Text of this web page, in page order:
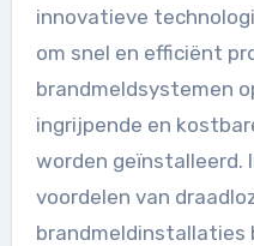
innovatieve
om snel en efficiënt
brandmeldsystemen
ingrijpende en
worden geïnstalleerd.
voordelen van
brandmeldinstallaties